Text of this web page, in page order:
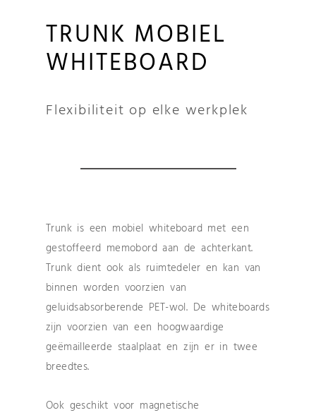
TRUNK MOBIEL
WHITEBOARD
Flexibiliteit op elke werkplek
Trunk is een mobiel whiteboard met een
gestoffeerd memobord aan de achterkant.
Trunk dient ook als ruimtedeler en kan van
binnen worden voorzien van
geluidsabsorberende PET-wol. De whiteboards
zijn voorzien van een hoogwaardige
geëmailleerde staalplaat en zijn er in twee
breedtes.
Ook geschikt voor magnetische